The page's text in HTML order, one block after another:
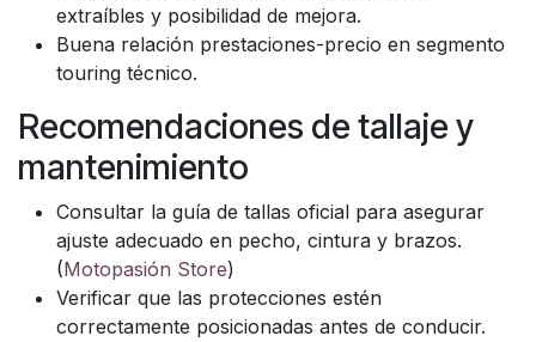
extraíbles y posibilidad de mejora.
Buena relación prestaciones-precio en segmento
touring técnico.
Recomendaciones de tallaje y
mantenimiento
Consultar la guía de tallas oficial para asegurar
ajuste adecuado en pecho, cintura y brazos.
(Motopasión Store)
Verificar que las protecciones estén
correctamente posicionadas antes de conducir.